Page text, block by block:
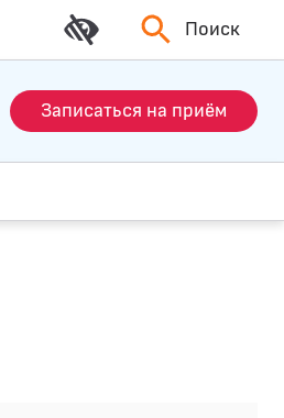
Поиск
Записаться на приём